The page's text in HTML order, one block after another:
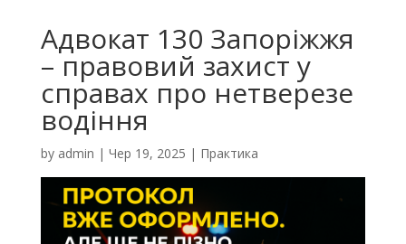
Адвокат 130 Запоріжжя
– правовий захист у
справах про нетверезе
водіння
by admin | Чер 19, 2025 | Практика